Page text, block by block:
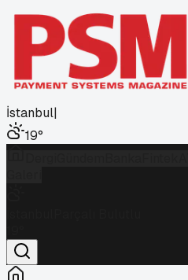
İstanbul|
19°